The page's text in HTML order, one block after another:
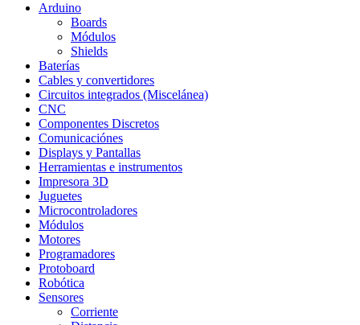
Arduino
Boards
Módulos
Shields
Baterías
Cables y convertidores
Circuitos integrados (Miscelánea)
CNC
Componentes Discretos
Comunicaciónes
Displays y Pantallas
Herramientas e instrumentos
Impresora 3D
Juguetes
Microcontroladores
Módulos
Motores
Programadores
Protoboard
Robótica
Sensores
Corriente